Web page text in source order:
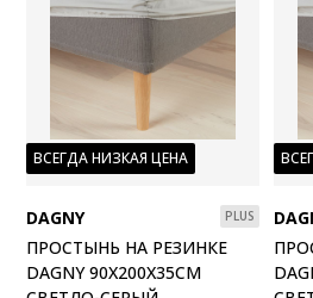
ВСЕГДА НИЗКАЯ ЦЕНА
DAGNY PLUS
ПРОСТЫНЬ НА РЕЗИНКЕ
DAGNY 90X200X35СМ